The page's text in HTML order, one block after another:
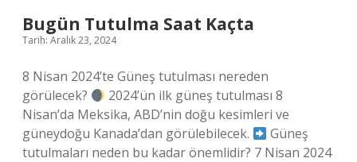
Bugün Tutulma Saat Kaçta
Tarih: Aralık 23, 2024
8 Nisan 2024’te Güneş tutulması nereden
görülecek?
2024’ün ilk güneş tutulması 8
Nisan’da Meksika, ABD’nin doğu kesimleri ve
güneydoğu Kanada’dan görülebilecek.
Güneş
tutulmaları neden bu kadar önemlidir? 7 Nisan 2024